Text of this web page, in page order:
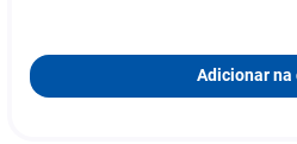
Adicionar na